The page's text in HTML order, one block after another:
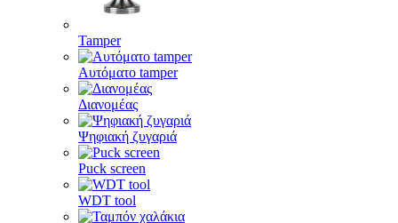
Tamper
Αυτόματο tamper
Διανομέας
Ψηφιακή ζυγαριά
Puck screen
WDT tool